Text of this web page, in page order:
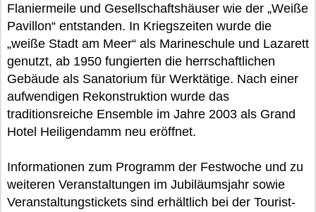
Flaniermeile und Gesellschaftshäuser wie der „Weiße
Pavillon“ entstanden. In Kriegszeiten wurde die
„weiße Stadt am Meer“ als Marineschule und Lazarett
genutzt, ab 1950 fungierten die herrschaftlichen
Gebäude als Sanatorium für Werktätige. Nach einer
aufwendigen Rekonstruktion wurde das
traditionsreiche Ensemble im Jahre 2003 als Grand
Hotel Heiligendamm neu eröffnet.
Informationen zum Programm der Festwoche und zu
weiteren Veranstaltungen im Jubiläumsjahr sowie
Veranstaltungstickets sind erhältlich bei der Tourist-